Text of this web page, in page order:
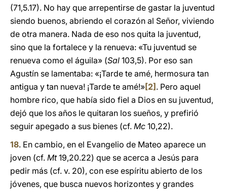
(71,5.17). No hay que arrepentirse de gastar la juventud
siendo buenos, abriendo el corazón al Señor, viviendo
de otra manera. Nada de eso nos quita la juventud,
sino que la fortalece y la renueva: «Tu juventud se
renueva como el águila» (Sal 103,5). Por eso san
Agustín se lamentaba: «¡Tarde te amé, hermosura tan
antigua y tan nueva! ¡Tarde te amé!»[2] . Pero aquel
hombre rico, que había sido fiel a Dios en su juventud,
dejó que los años le quitaran los sueños, y prefirió
seguir apegado a sus bienes (cf. Mc 10,22).
18. En cambio, en el Evangelio de Mateo aparece un
joven (cf. Mt19,20.22) que se acerca a Jesús para
pedir más (cf. v. 20), con ese espíritu abierto de los
jóvenes, que busca nuevos horizontes y grandes